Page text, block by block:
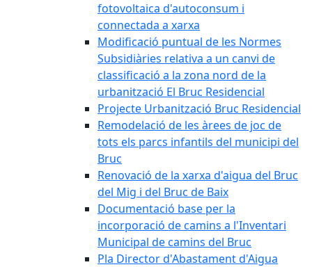
fotovoltaica d'autoconsum i
connectada a xarxa
Modificació puntual de les Normes
Subsidiàries relativa a un canvi de
classificació a la zona nord de la
urbanització El Bruc Residencial
Projecte Urbanització Bruc Residencial
Remodelació de les àrees de joc de
tots els parcs infantils del municipi del
Bruc
Renovació de la xarxa d'aigua del Bruc
del Mig i del Bruc de Baix
Documentació base per la
incorporació de camins a l'Inventari
Municipal de camins del Bruc
Pla Director d'Abastament d'Aigua